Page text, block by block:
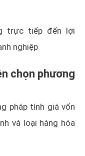
trực tiếp đến lợi
nghiệp
chọn phương
pháp tính giá vốn
và loại hàng hóa